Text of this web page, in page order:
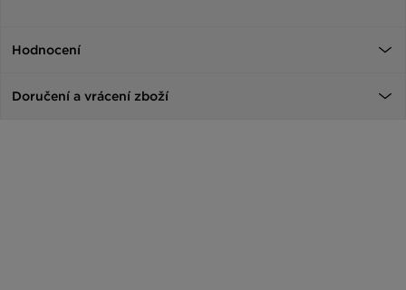
Hodnocení
Doručení a vrácení zboží